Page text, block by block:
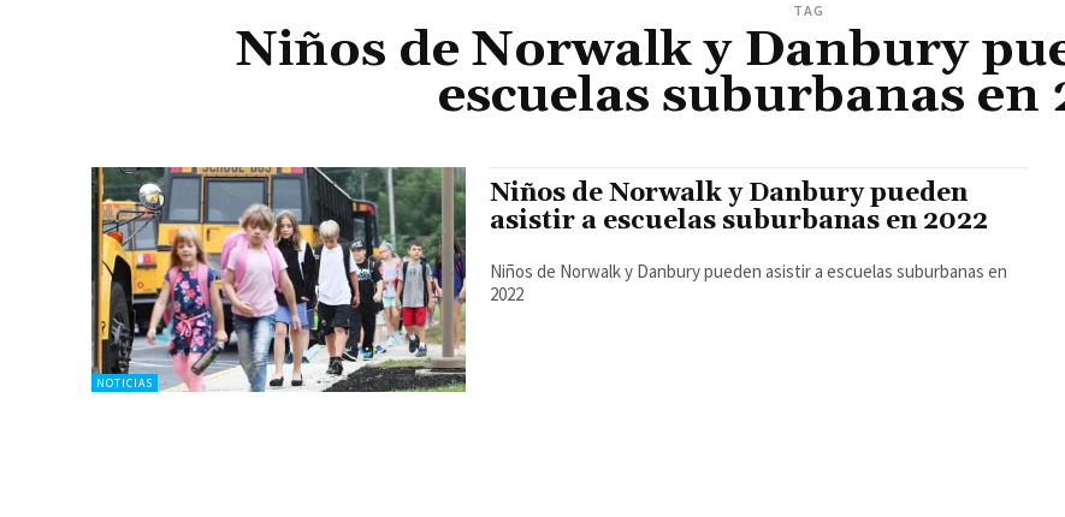
TAG
Niños de Norwalk y Danbury
escuelas suburbanas en
NOTICIAS
Niños de Norwalk y Danbury pueden
asistir a escuelas suburbanas en 2022
Niños de Norwalk y Danbury pueden asistir a escuelas suburbanas en
2022